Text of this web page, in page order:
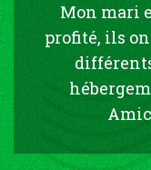
Mon mari
profité, ils